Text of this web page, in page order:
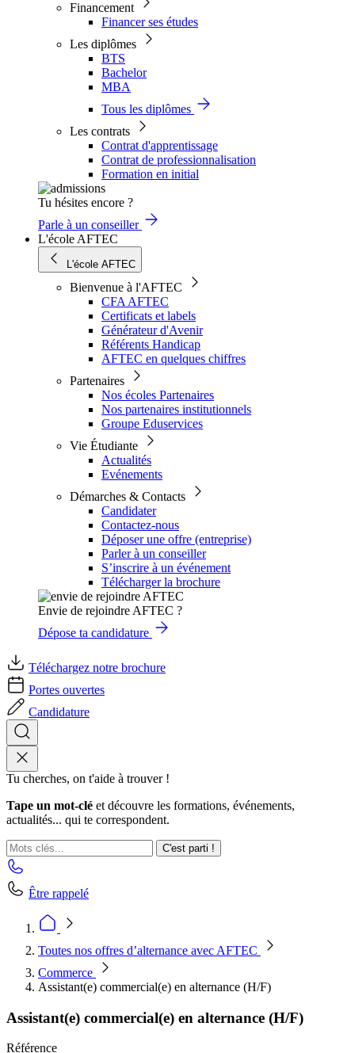
Financement
Financer ses études
Les diplômes
BTS
Bachelor
MBA
Tous les diplômes
Les contrats
Contrat d'apprentissage
Contrat de professionnalisation
Formation en initial
Tu hésites encore ?
Parle à un conseiller
L'école AFTEC
L'école AFTEC
Bienvenue à l'AFTEC
CFA AFTEC
Certificats et labels
Générateur d'Avenir
Référents Handicap
AFTEC en quelques chiffres
Partenaires
Nos écoles Partenaires
Nos partenaires institutionnels
Groupe Eduservices
Vie Étudiante
Actualités
Evénements
Démarches & Contacts
Candidater
Contactez-nous
Déposer une offre (entreprise)
Parler à un conseiller
S’inscrire à un événement
Télécharger la brochure
Envie de rejoindre AFTEC ?
Dépose ta candidature
Téléchargez notre brochure
Portes ouvertes
Candidature
Tu cherches, on t'aide à trouver !
Tape un mot-clé et découvre les formations, événements,
actualités... qui te correspondent.
C'est parti !
Être rappelé
Toutes nos offres d’alternance avec AFTEC
Commerce
Assistant(e) commercial(e) en alternance (H/F)
Assistant(e) commercial(e) en alternance (H/F)
Référence